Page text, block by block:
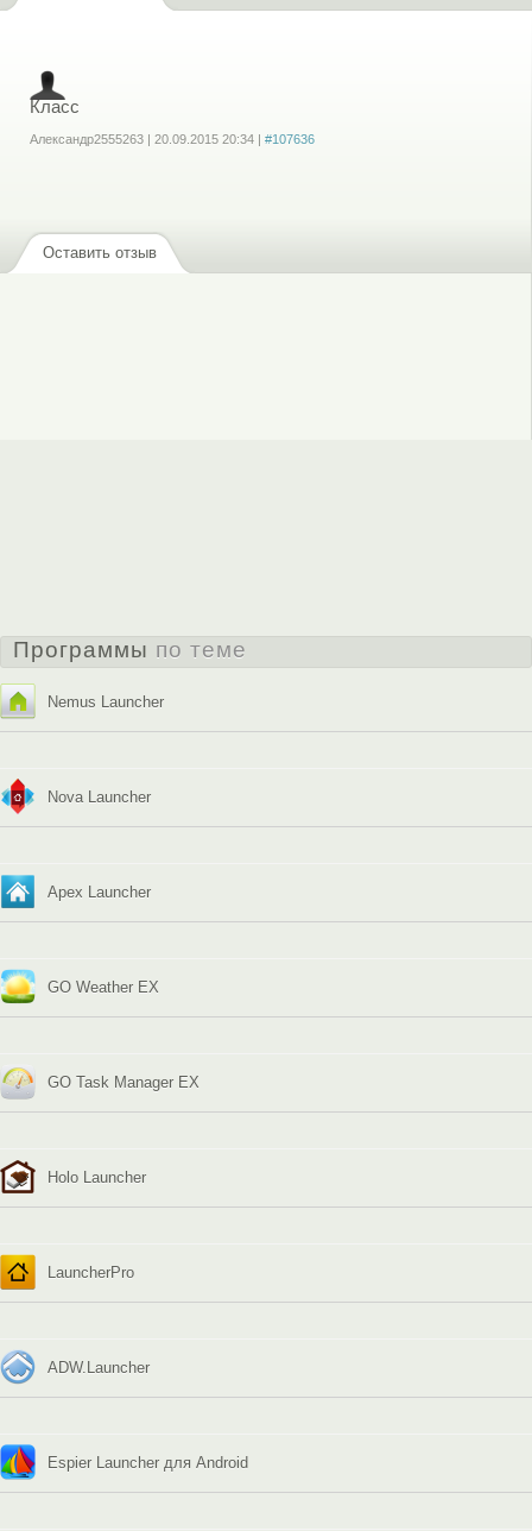
Класс
Александр2555263| 20.09.2015 20:34| #107636
Оставить отзыв
Программы по теме
Nemus Launcher
Nova Launcher
Apex Launcher
GO Weather EX
GO Task Manager EX
Holo Launcher
LauncherPro
ADW.Launcher
Espier Launcher для Android